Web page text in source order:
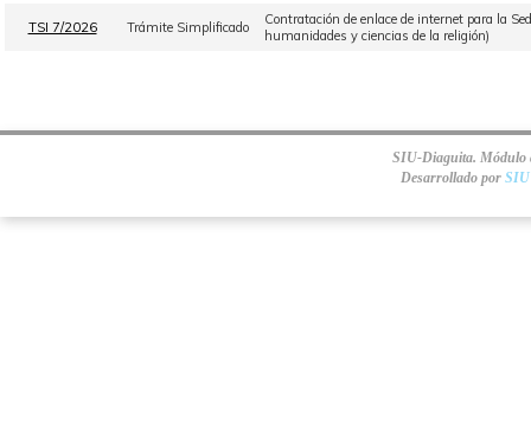
TSI 7/2026 Trámite Simplificado
Contratación de enlace de internet para la
humanidades y ciencias de la religión)
SIU-Diaguita. Módulo
Desarrollado por SIU